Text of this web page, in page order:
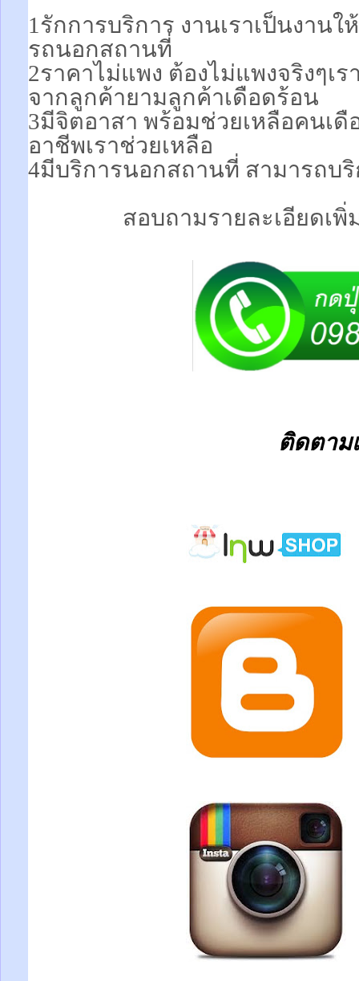
1รักการบริการ งานเราเป็นงาน
รถนอกสถานที่
2ราคาไม่แพง ต้องไม่แพงจริงๆเ
จากลูกค้ายามลูกค้าเดือดร้อน
3มีจิตอาสา พร้อมช่วยเหลือคนเ
อาชีพเราช่วยเหลือ
4มีบริการนอกสถานที่ สามารถบ
สอบถามรายละเอียดเพิ่
ติดตาม